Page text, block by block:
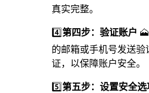
真实完整。
4️⃣第四步：验证账户
的邮箱或手机号发送
证，以保障账户安全。
5️⃣第五步：设置安全选